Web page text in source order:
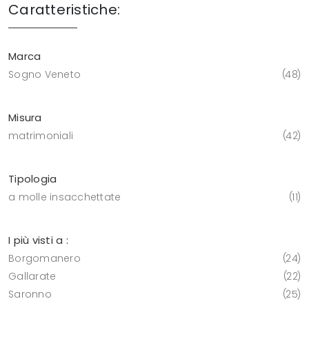
Caratteristiche:
Marca
Sogno Veneto 48
Misura
matrimoniali 42
Tipologia
a molle insacchettate 11
I più visti a :
Borgomanero
24
Gallarate
22
Saronno
25